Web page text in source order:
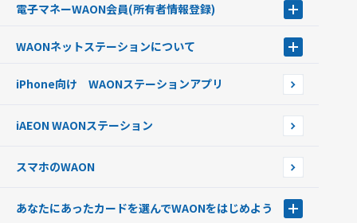
現金でチャージする
銀行口座・ATMからチャージする
オートチャージ
ポイントからチャージする
チャージ上限金額の変更について
電子マネーWAON会員(所有者情報登録)
WAON POINTサービス会員登録に伴う個人データの共同利用のお知
WAONネットステーションについて
WAONネットステーションWAON端末について
iPhone向け WAONステーションアプリ
iAEON WAONステーション
スマホのWAON
あなたにあったカードを選んでWAONをはじめよう